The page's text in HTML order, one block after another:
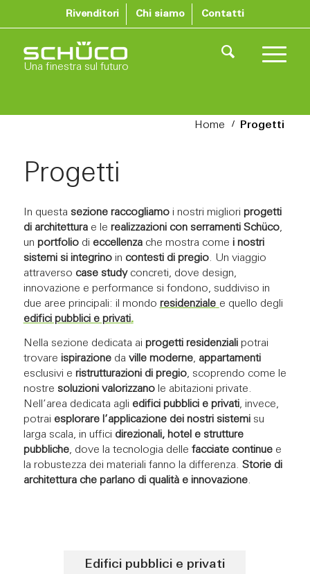
Rivenditori Chi siamo Contatti
Una finestra sul futuro
Home / Progetti
Progetti
In questa sezione raccogliamoi nostri migliori progetti
di architetturae le realizzazioni con serramenti Schüco,
un portfoliodi eccellenzache mostra come i nostri
sistemi si integrinoin contesti di pregio. Un viaggio
attraverso case studyconcreti, dove design,
innovazione e performance si fondono, suddiviso in
due aree principali: il mondo residenziale e quello degli
edifici pubblici e privati.
Nella sezione dedicata ai progetti residenzialipotrai
trovare ispirazioneda ville moderne, appartamenti
esclusivi e ristrutturazioni di pregio, scoprendo come le
nostre soluzioni valorizzanole abitazioni private.
Nell’area dedicata agli edifici pubblici e privati, invece,
potrai esplorare l’applicazione dei nostri sistemisu
larga scala, in uffici direzionali, hotel e strutture
pubbliche, dove la tecnologia delle facciate continuee
la robustezza dei materiali fanno la differenza. Storie di
architettura che parlano di qualità e innovazione.
Edifici pubblici e privati